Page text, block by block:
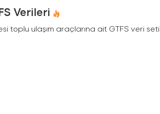
Verileri
toplu ulaşım araçlarına ait GTFS veri seti